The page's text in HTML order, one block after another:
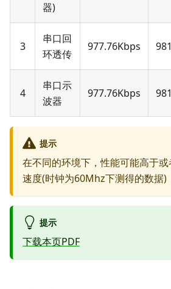
器)
3
串口回
环透传
977.76Kbps
4
串口示
波器
977.76Kbps
提示
在不同的环境下，性能可能高于
速度(时钟为60Mhz下测得的数据)
提示
下载本页PDF